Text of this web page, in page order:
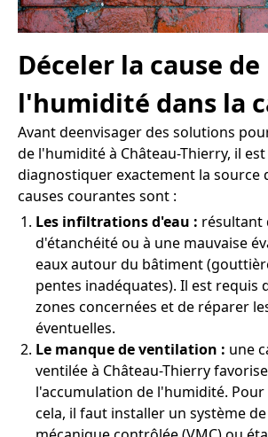
Déceler la cause de
l'humidité dans la
Avant deenvisager des solutions
de l'humidité à Château-Thierry, il
diagnostiquer exactement la source
causes courantes sont :
Les infiltrations d'eau : résultant
d'étanchéité ou à une mauvaise
eaux autour du bâtiment
pentes inadéquates). Il est requis
zones concernées et de réparer
éventuelles.
Le manque de ventilation : une
ventilée à Château-Thierry favorise
l'accumulation de l'humidité.
cela, il faut installer un système